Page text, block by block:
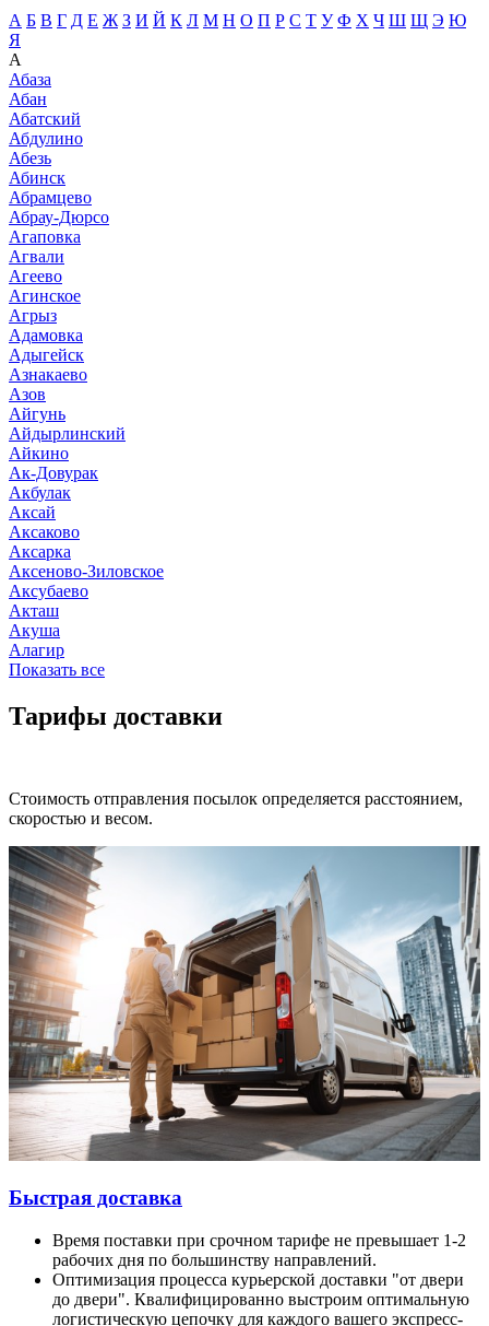
А Б В Г Д Е Ж З И Й К Л М Н О П Р С Т У Ф Х Ч Ш Щ Э Ю
Я
А
Абаза
Абан
Абатский
Абдулино
Абезь
Абинск
Абрамцево
Абрау-Дюрсо
Агаповка
Агвали
Агеево
Агинское
Агрыз
Адамовка
Адыгейск
Азнакаево
Азов
Айгунь
Айдырлинский
Айкино
Ак-Довурак
Акбулак
Аксай
Аксаково
Аксарка
Аксеново-Зиловское
Аксубаево
Акташ
Акуша
Алагир
Показать все
Тарифы доставки
Стоимость отправления посылок определяется расстоянием,
скоростью и весом.
Быстрая доставка
Время поставки при срочном тарифе не превышает 1-2
рабочих дня по большинству направлений.
Оптимизация процесса курьерской доставки "от двери
до двери". Квалифицированно выстроим оптимальную
логистическую цепочку для каждого вашего экспресс-